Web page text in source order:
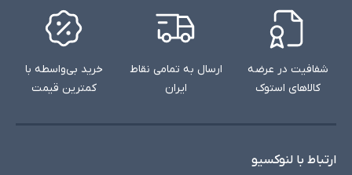
شفافیت در عرضه
کالاهای استوک
ارسال به تمامی نقاط
ایران
خرید بی‌واسطه با
کمترین قیمت
ارتباط با لنوکسیو